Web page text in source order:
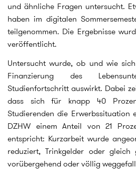
und ähnliche Fragen untersucht.
haben im digitalen
teilgenommen. Die Ergebnisse
veröffentlicht.
Untersucht wurde, ob und wie
Finanzierung des
Studienfortschritt auswirkt. Dabei
dass sich für knapp 40
Studierenden die Erwerbssituation
DZHW einem Anteil von 21
entspricht: Kurzarbeit wurde
reduziert, Trinkgelder oder gleich
vorübergehend oder völlig